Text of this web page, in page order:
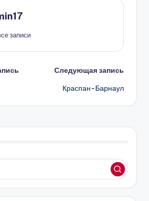
записи
Следующая запись
Краспан-Барнаул